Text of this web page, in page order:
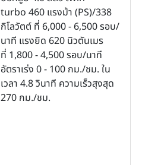
turbo 460 แรงม้า (PS)/338
กิโลวัตต์ ที่ 6,000 - 6,500 รอบ/
นาที แรงยิด 620 นิวตันเมร
ที่ 1,800 - 4,500 รอบ/นาที
อัตราเร่ง 0 - 100 กม./ชม. ใน
เวลา 4.8 วินาที ความเร็วสุงสุด
270 กม./ชม.